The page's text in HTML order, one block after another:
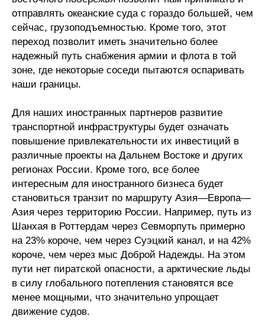
отправлять океанские суда с гораздо большей, чем
сейчас, грузоподъемностью. Кроме того, этот
переход позволит иметь значительно более
надежный путь снабжения армии и флота в той
зоне, где некоторые соседи пытаются оспаривать
наши границы.
Для наших иностранных партнеров развитие
транспортной инфраструктуры будет означать
повышение привлекательности их инвестиций в
различные проекты на Дальнем Востоке и других
регионах России. Кроме того, все более
интересным для иностранного бизнеса будет
становиться транзит по маршруту Азия—Европа—
Азия через территорию России. Например, путь из
Шанхая в Роттердам через Севморпуть примерно
на 23% короче, чем через Суэцкий канал, и на 42%
короче, чем через мыс Доброй Надежды. На этом
пути нет пиратской опасности, а арктические льды
в силу глобального потепления становятся все
менее мощными, что значительно упрощает
движение судов.